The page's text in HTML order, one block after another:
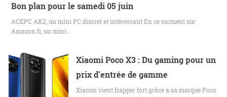
Bon plan pour le samedi 05 juin
ACEPC AK2, un mini PC discret et intéressant En ce moment sur
Amazon.fr, un mini…
Xiaomi Poco X3 : Du gaming pour un
prix d’entrée de gamme
Xiaomi vient frapper fort grâce à sa marque Poco